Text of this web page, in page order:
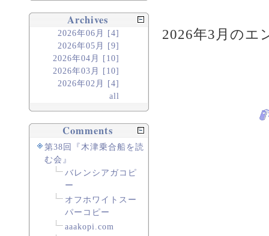
2026年3月のエ
Archives
2026年06月 [4]
2026年05月 [9]
2026年04月 [10]
2026年03月 [10]
2026年02月 [4]
all
Comments
第38回『木津乗合船を読
む会』
バレンシアガコピ
ー
オフホワイトスー
パーコピー
aaakopi.com